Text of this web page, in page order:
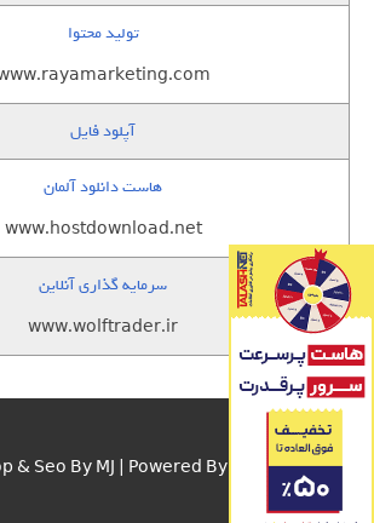
تولید محتوا
آپلود فایل
هاست دانلود آلمان
www.hostdownload.net
سرمایه گذاری آنلاین
www.wolftrader.ir
& Seo By MJ | Powered By اسکریپت.com